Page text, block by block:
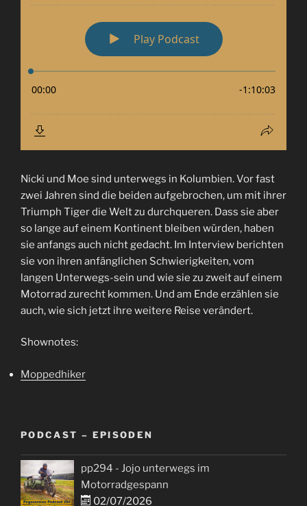
Nicki und Moe sind unterwegs in Kolumbien. Vor fast
zwei Jahren sind die beiden aufgebrochen, um mit ihrer
Triumph Tiger die Welt zu durchqueren. Dass sie aber
so lange auf einem Kontinent bleiben würden, haben
sie anfangs auch nicht gedacht. Im Interview berichten
sie von ihren anfänglichen Schwierigkeiten, vom
langen Unterwegs-sein und wie sie zu zweit auf einem
Motorrad zurecht kommen. Und am Ende erzählen sie
auch, wie sich jetzt ihre weitere Reise verändert.
Shownotes:
Moppedhiker
PODCAST – EPISODEN
pp294 - Jojo unterwegs im
Motorradgespann
02/07/2026